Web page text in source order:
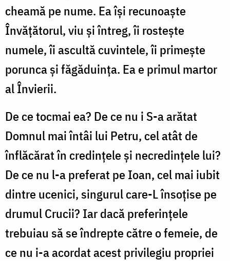
cheamă pe nume. Ea își recunoaște
Învățătorul, viu și întreg, îi rostește
numele, îi ascultă cuvintele, îi primește
porunca și făgăduința. Ea e primul martor
al Învierii.
De ce tocmai ea? De ce nu i S-a arătat
Domnul mai întâi lui Petru, cel atât de
înflăcărat în credințele și necredințele lui?
De ce nu l-a preferat pe Ioan, cel mai iubit
dintre ucenici, singurul care-L însoțise pe
drumul Crucii? Iar dacă preferințele
trebuiau să se îndrepte către o femeie, de
ce nu i-a acordat acest privilegiu propriei